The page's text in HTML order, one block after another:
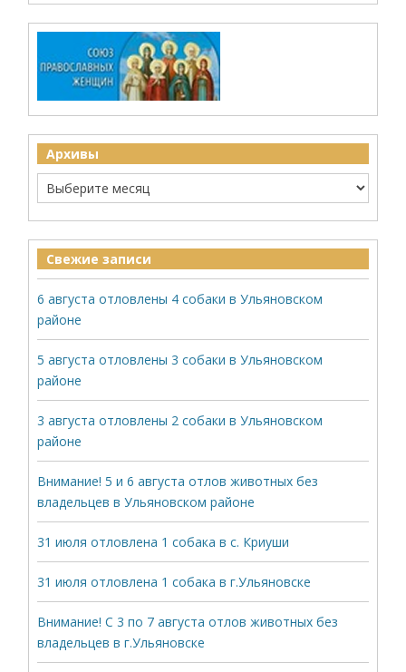
Архивы
Свежие записи
6 августа отловлены 4 собаки в Ульяновском
районе
5 августа отловлены 3 собаки в Ульяновском
районе
3 августа отловлены 2 собаки в Ульяновском
районе
Внимание! 5 и 6 августа отлов животных без
владельцев в Ульяновском районе
31 июля отловлена 1 собака в с. Криуши
31 июля отловлена 1 собака в г.Ульяновске
Внимание! С 3 по 7 августа отлов животных без
владельцев в г.Ульяновске